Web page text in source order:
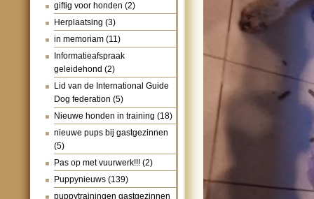
giftig voor honden (2)
Herplaatsing (3)
in memoriam (11)
Informatieafspraak
geleidehond (2)
Lid van de International Guide
Dog federation (5)
Nieuwe honden in training (18)
nieuwe pups bij gastgezinnen
(5)
Pas op met vuurwerk!!! (2)
Puppynieuws (139)
puppytrainingen gastgezinnen